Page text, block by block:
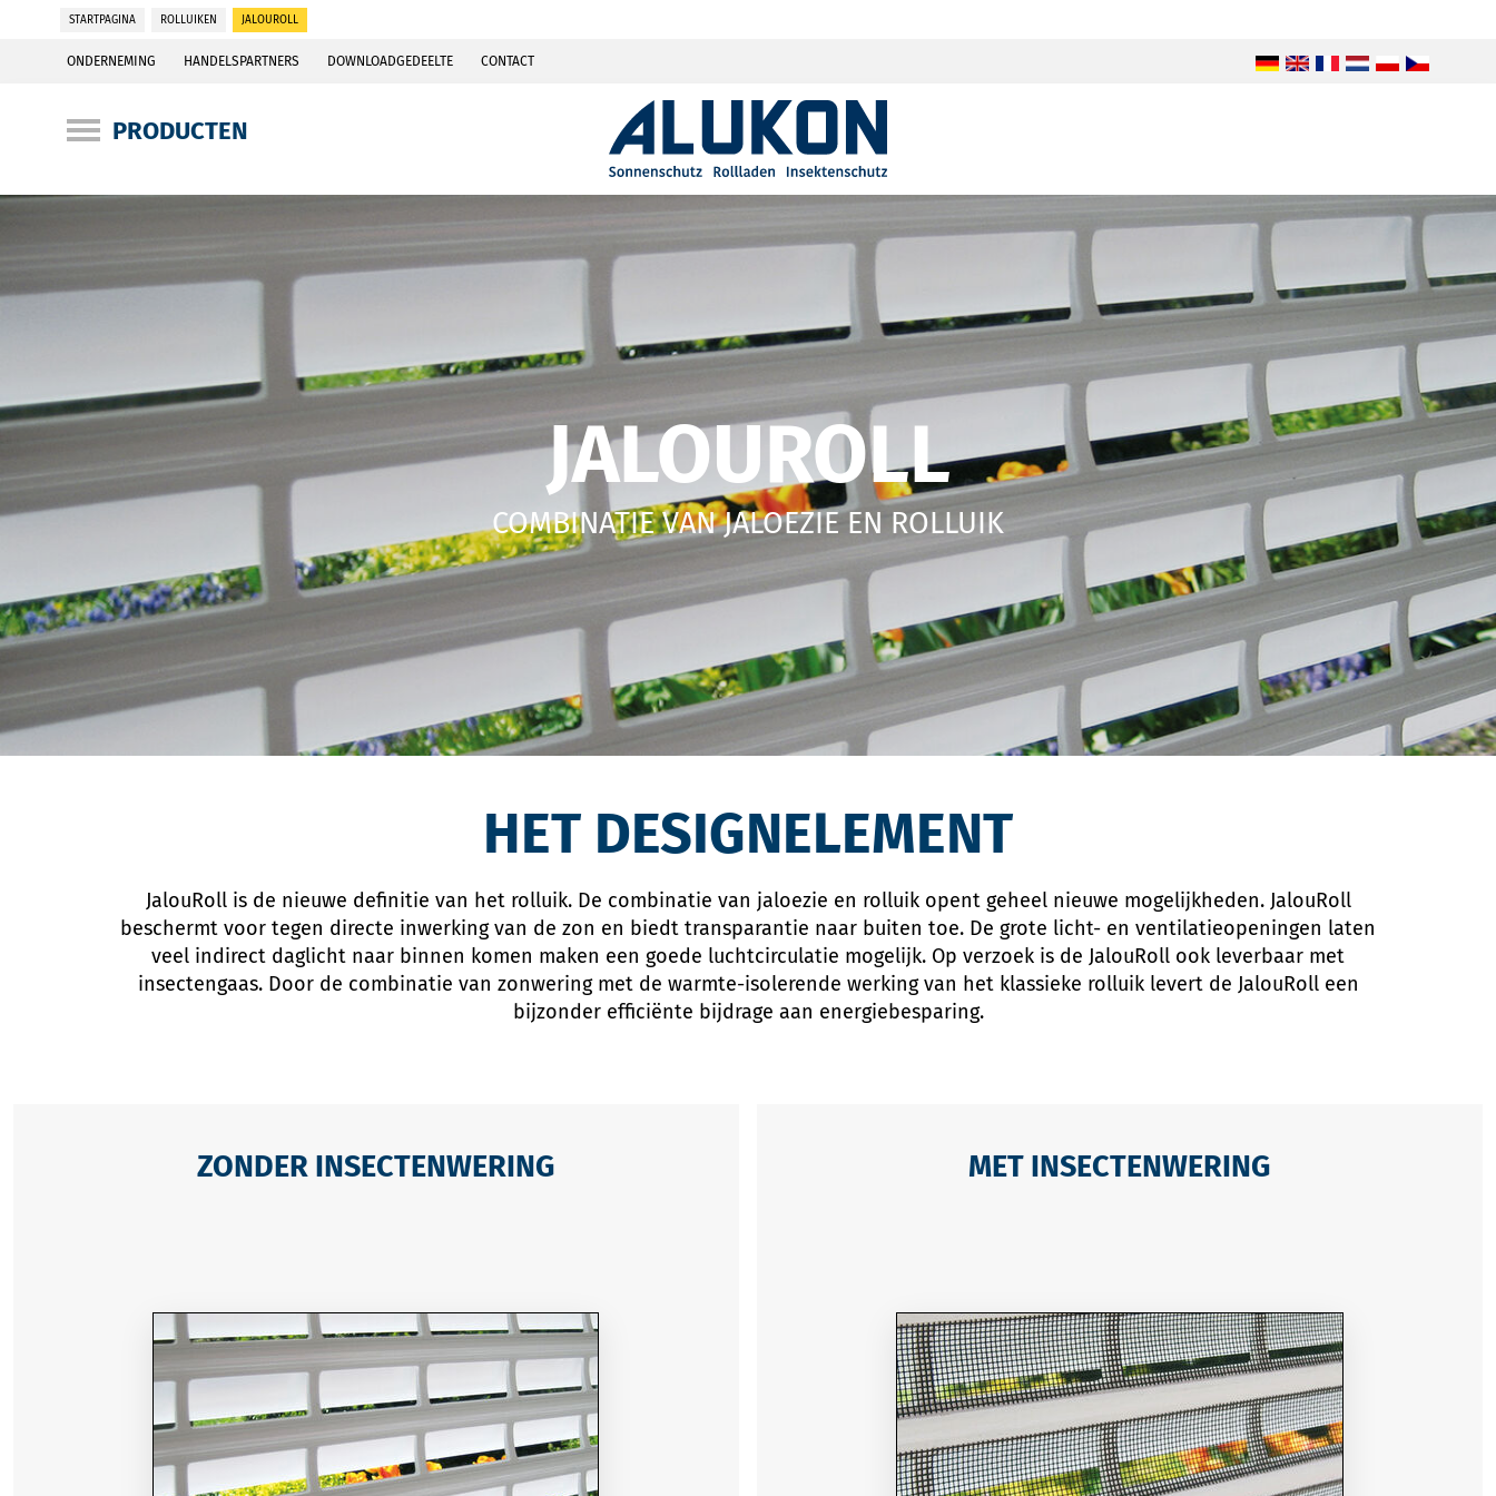
STARTPAGINA ROLLUIKEN JALOUROLL
ONDERNEMING HANDELSPARTNERS DOWNLOADGEDEELTE CONTACT
PRODUCTEN
JALOUROLL
COMBINATIE VAN JALOEZIE EN ROLLUIK
HET DESIGNELEMENT
JalouRoll is de nieuwe definitie van het rolluik. De combinatie van jaloezie en rolluik opent geheel nieuwe mogelijkheden. JalouRoll
beschermt voor tegen directe inwerking van de zon en biedt transparantie naar buiten toe. De grote licht- en ventilatieopeningen laten
veel indirect daglicht naar binnen komen maken een goede luchtcirculatie mogelijk. Op verzoek is de JalouRoll ook leverbaar met
insectengaas. Door de combinatie van zonwering met de warmte-isolerende werking van het klassieke rolluik levert de JalouRoll een
bijzonder efficiënte bijdrage aan energiebesparing.
ZONDER INSECTENWERING MET INSECTENWERING